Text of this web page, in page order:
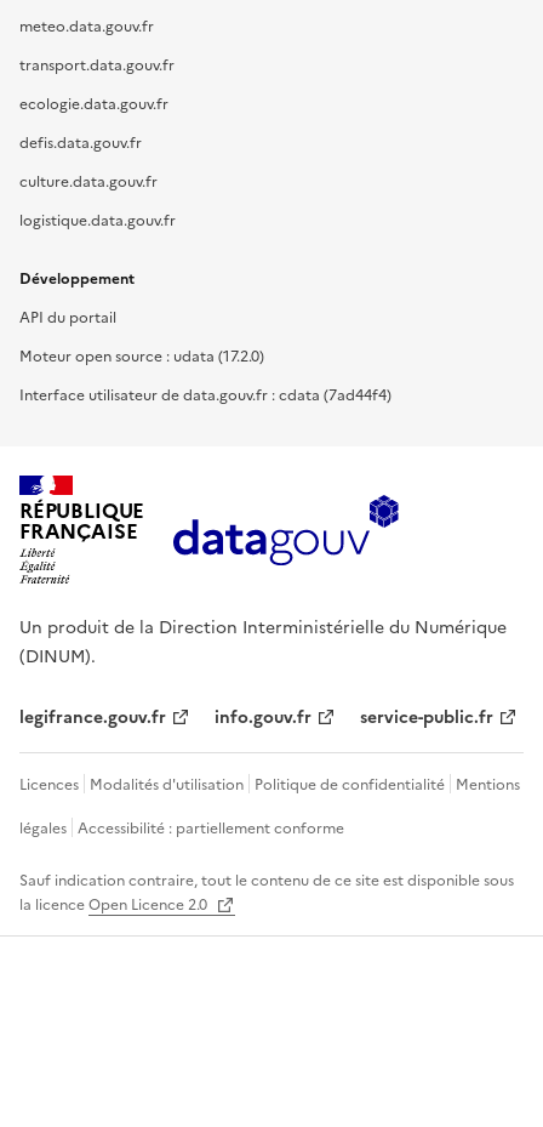
meteo.data.gouv.fr
transport.data.gouv.fr
ecologie.data.gouv.fr
defis.data.gouv.fr
culture.data.gouv.fr
logistique.data.gouv.fr
Développement
API du portail
Moteur open source : udata (17.2.0)
Interface utilisateur de data.gouv.fr : cdata (7ad44f4)
RÉPUBLIQUE
FRANÇAISE
Un produit de la Direction Interministérielle du Numérique
(DINUM).
legifrance.gouv.fr info.gouv.fr service-public.fr
Licences Modalités d'utilisation Politique de confidentialité Mentions
légales Accessibilité : partiellement conforme
Sauf indication contraire, tout le contenu de ce site est disponible sous
la licenceOpen Licence 2.0